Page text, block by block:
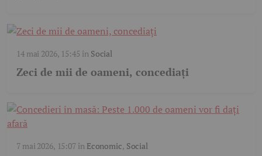
14 mai 2026, 15:45 în Social
Zeci de mii de oameni, concediați
7 mai 2026, 15:07în Economic, Social